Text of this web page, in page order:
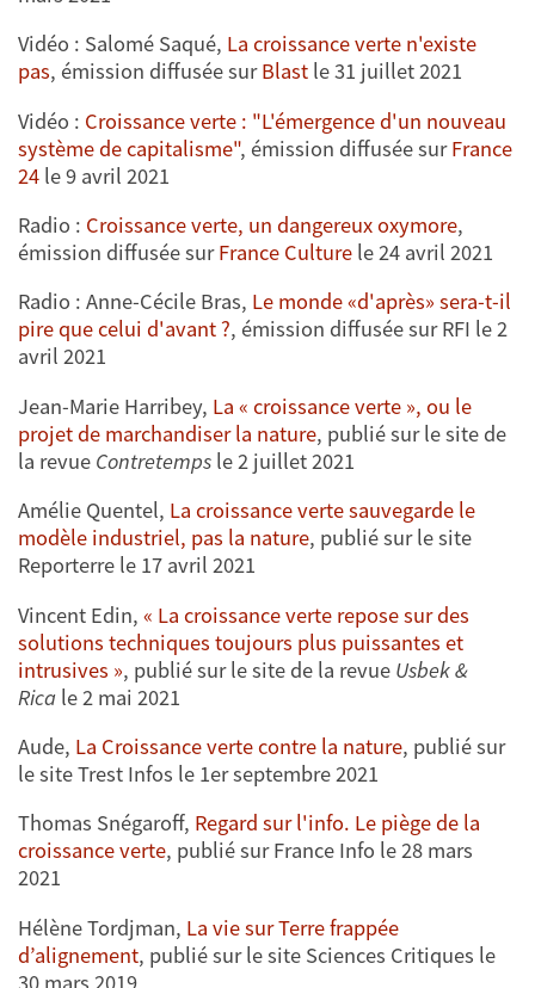
Vidéo : Salomé Saqué, La croissance verte n'existe
pas, émission diffusée surBlast le 31 juillet 2021
Vidéo : Croissance verte : "L'émergence d'un nouveau
système de capitalisme", émission diffusée surFrance
24 le 9 avril 2021
Radio : Croissance verte, un dangereux oxymore,
émission diffusée surFrance Culture le 24 avril 2021
Radio : Anne-Cécile Bras, Le monde «d'après» sera-t-il
pire que celui d'avant ?, émission diffusée sur RFI le 2
avril 2021
Jean-Marie Harribey, La « croissance verte », ou le
projet de marchandiser la nature, publié sur le site de
la revue Contretemps le 2 juillet 2021
Amélie Quentel, La croissance verte sauvegarde le
modèle industriel, pas la nature, publié sur le site
Reporterre le 17 avril 2021
Vincent Edin, « La croissance verte repose sur des
solutions techniques toujours plus puissantes et
intrusives », publié sur le site de la revue Usbek &
Rica le 2 mai 2021
Aude, La Croissance verte contre la nature, publié sur
le site Trest Infos le 1er septembre 2021
Thomas Snégaroff, Regard sur l'info. Le piège de la
croissance verte, publié sur France Info le 28 mars
2021
Hélène Tordjman, La vie sur Terre frappée
d’alignement, publié sur le site Sciences Critiques le
30 mars 2019